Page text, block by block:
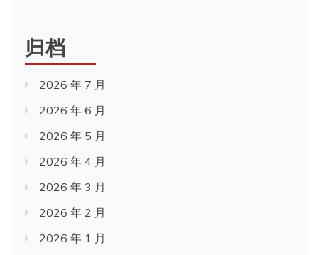
归档
2026 年 7 月
2026 年 6 月
2026 年 5 月
2026 年 4 月
2026 年 3 月
2026 年 2 月
2026 年 1 月